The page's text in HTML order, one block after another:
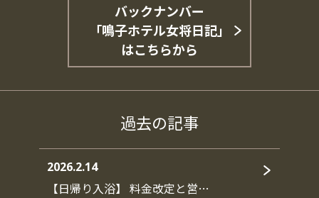
バックナンバー
「鳴子ホテル女将日記」
はこちらから
過去の記事
2026.2.14
【日帰り入浴】 料金改定と営…